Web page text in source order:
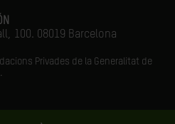
100. 08019 Barcelona
Privades de la Generalitat de